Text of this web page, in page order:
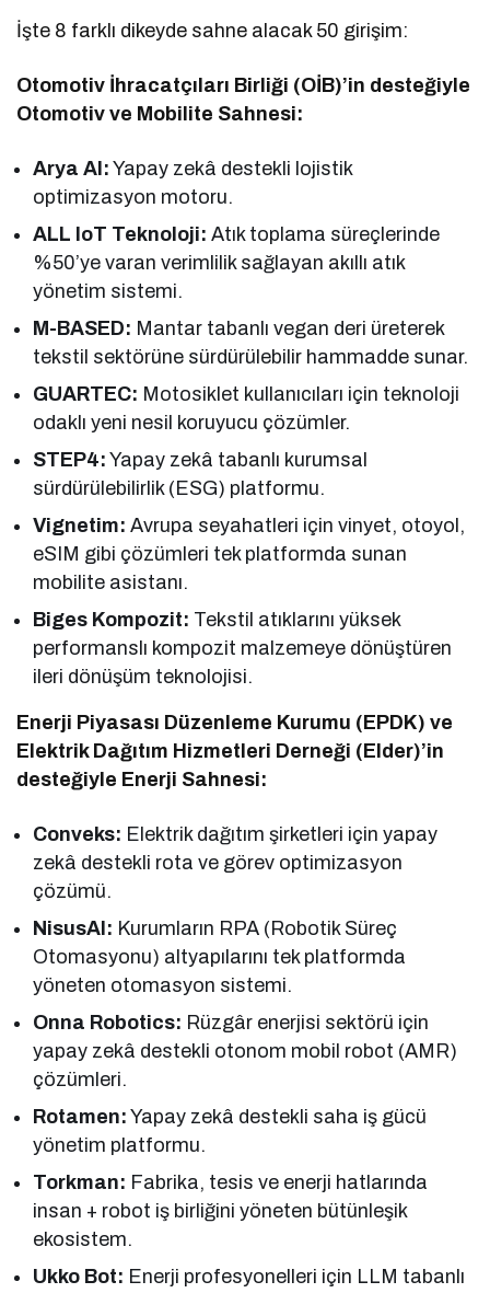
İşte 8 farklı dikeyde sahne alacak 50 girişim:
Otomotiv İhracatçıları Birliği (OİB)’in desteğiyle
Otomotiv ve Mobilite Sahnesi:
Arya AI: Yapay zekâ destekli lojistik
optimizasyon motoru.
ALL IoT Teknoloji: Atık toplama süreçlerinde
%50’ye varan verimlilik sağlayan akıllı atık
yönetim sistemi.
M-BASED: Mantar tabanlı vegan deri üreterek
tekstil sektörüne sürdürülebilir hammadde sunar.
GUARTEC: Motosiklet kullanıcıları için teknoloji
odaklı yeni nesil koruyucu çözümler.
STEP4: Yapay zekâ tabanlı kurumsal
sürdürülebilirlik (ESG) platformu.
Vignetim: Avrupa seyahatleri için vinyet, otoyol,
eSIM gibi çözümleri tek platformda sunan
mobilite asistanı.
Biges Kompozit: Tekstil atıklarını yüksek
performanslı kompozit malzemeye dönüştüren
ileri dönüşüm teknolojisi.
Enerji Piyasası Düzenleme Kurumu (EPDK) ve
Elektrik Dağıtım Hizmetleri Derneği (Elder)’in
desteğiyle Enerji Sahnesi:
Conveks: Elektrik dağıtım şirketleri için yapay
zekâ destekli rota ve görev optimizasyon
çözümü.
NisusAI: Kurumların RPA (Robotik Süreç
Otomasyonu) altyapılarını tek platformda
yöneten otomasyon sistemi.
Onna Robotics: Rüzgâr enerjisi sektörü için
yapay zekâ destekli otonom mobil robot (AMR)
çözümleri.
Rotamen: Yapay zekâ destekli saha iş gücü
yönetim platformu.
Torkman: Fabrika, tesis ve enerji hatlarında
insan + robot iş birliğini yöneten bütünleşik
ekosistem.
Ukko Bot: Enerji profesyonelleri için LLM tabanlı